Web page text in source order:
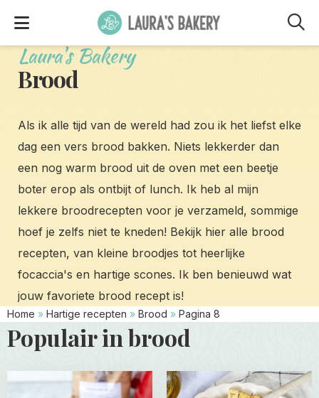
Laura's Bakery
Brood
Als ik alle tijd van de wereld had zou ik het liefst elke
dag een vers brood bakken. Niets lekkerder dan
een nog warm brood uit de oven met een beetje
boter erop als ontbijt of lunch. Ik heb al mijn
lekkere broodrecepten voor je verzameld, sommige
hoef je zelfs niet te kneden! Bekijk hier alle brood
recepten, van kleine broodjes tot heerlijke
focaccia's en hartige scones. Ik ben benieuwd wat
jouw favoriete brood recept is!
Home » Hartige recepten » Brood » Pagina 8
Populair in brood
Read
Read